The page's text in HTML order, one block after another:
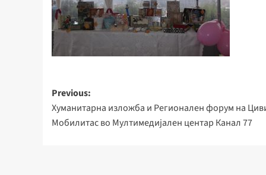
Post
navigation
Previous:
Хуманитарна изложба и Регионален форум на
Мобилитас во Мултимедијален центар Канал 77